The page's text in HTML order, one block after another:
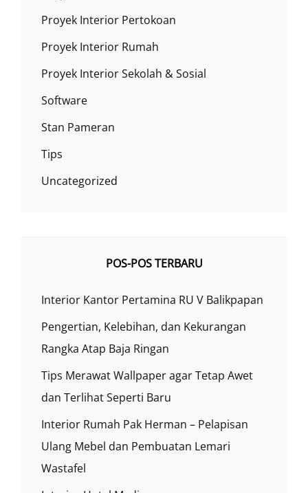
Proyek Interior Pertokoan
Proyek Interior Rumah
Proyek Interior Sekolah & Sosial
Software
Stan Pameran
Tips
Uncategorized
POS-POS TERBARU
Interior Kantor Pertamina RU V Balikpapan
Pengertian, Kelebihan, dan Kekurangan
Rangka Atap Baja Ringan
Tips Merawat Wallpaper agar Tetap Awet
dan Terlihat Seperti Baru
Interior Rumah Pak Herman – Pelapisan
Ulang Mebel dan Pembuatan Lemari
Wastafel